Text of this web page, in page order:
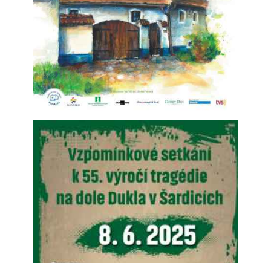
nákladem 1926 zlatých. Tato částka byla na svou dobu
poměrně nízká - úpravy spočívaly v přefasádování
stavby a vybudování vnitřních příček.